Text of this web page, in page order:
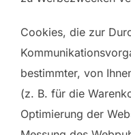
Cookies, die zur
bestimmter, von
(z. B. für die
Optimierung der